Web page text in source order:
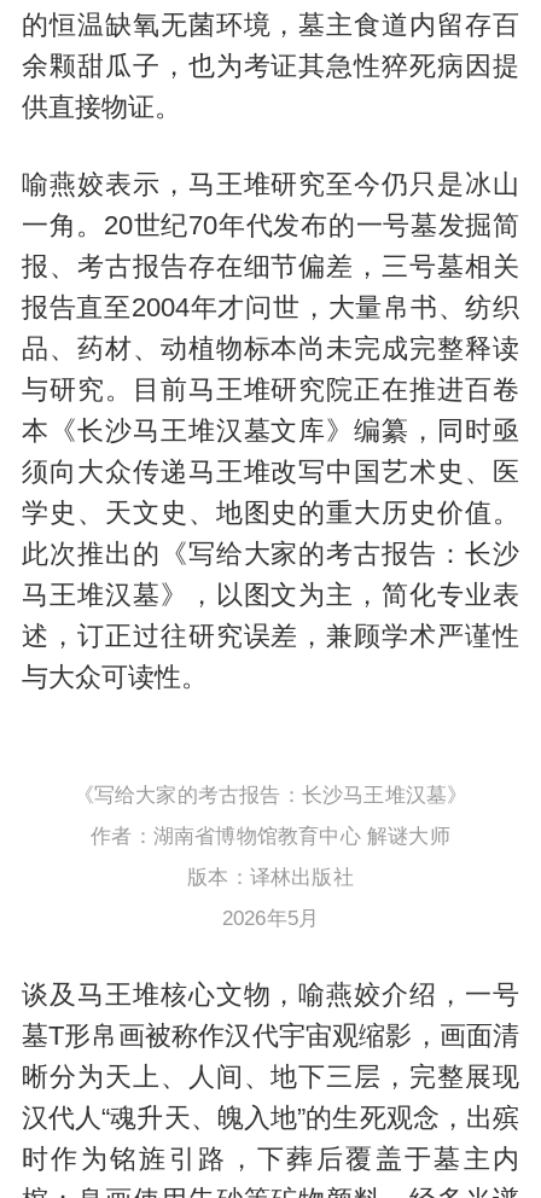
的恒温缺氧无菌环境，墓主食道内留存百
余颗甜瓜子，也为考证其急性猝死病因提
供直接物证。
喻燕姣表示，马王堆研究至今仍只是冰山
一角。20世纪70年代发布的一号墓发掘简
报、考古报告存在细节偏差，三号墓相关
报告直至2004年才问世，大量帛书、纺织
品、药材、动植物标本尚未完成完整释读
与研究。目前马王堆研究院正在推进百卷
本《长沙马王堆汉墓文库》编纂，同时亟
须向大众传递马王堆改写中国艺术史、医
学史、天文史、地图史的重大历史价值。
此次推出的《写给大家的考古报告：长沙
马王堆汉墓》，以图文为主，简化专业表
述，订正过往研究误差，兼顾学术严谨性
与大众可读性。
《写给大家的考古报告：长沙马王堆汉墓》
作者：湖南省博物馆教育中心 解谜大师
版本：译林出版社
2026年5月
谈及马王堆核心文物，喻燕姣介绍，一号
墓T形帛画被称作汉代宇宙观缩影，画面清
晰分为天上、人间、地下三层，完整展现
汉代人“魂升天、魄入地”的生死观念，出殡
时作为铭旌引路，下葬后覆盖于墓主内